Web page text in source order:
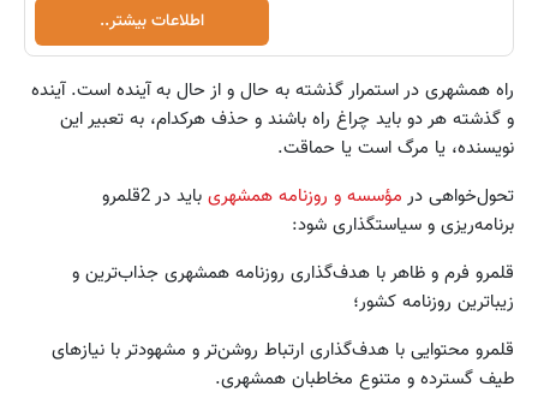
اطلاعات بیشتر..
راه همشهری در استمرار گذشته به حال و از حال به آینده است. آینده
و گذشته هر دو باید چراغ راه باشند و حذف هرکدام، به تعبیر این
نویسنده، یا مرگ است یا حماقت.
تحول‌خواهی در مؤسسه و روزنامه همشهری
باید در 2قلمرو
برنامه‌ریزی و سیاستگذاری شود:
قلمرو فرم و ظاهر با هدف‌گذاری روزنامه همشهری جذاب‌ترین و
زیباترین روزنامه کشور؛
قلمرو محتوایی با هدف‌گذاری ارتباط روشن‌تر و مشهودتر با نیازهای
طیف گسترده و متنوع مخاطبان همشهری.